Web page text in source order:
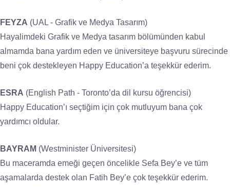
FEYZA (UAL - Grafik ve Medya Tasarım)
Hayalimdeki Grafik ve Medya tasarım bölümünden kabul
almamda bana yardım eden ve üniversiteye başvuru sürecinde
beni çok destekleyen Happy Education’a teşekkür ederim.
ESRA (English Path - Toronto’da dil kursu öğrencisi)
Happy Education’ı seçtiğim için çok mutluyum bana çok
yardımcı oldular.
BAYRAM (Westminister Üniversitesi)
Bu maceramda emeği geçen öncelikle Sefa Bey’e ve tüm
aşamalarda destek olan Fatih Bey’e çok teşekkür ederim.